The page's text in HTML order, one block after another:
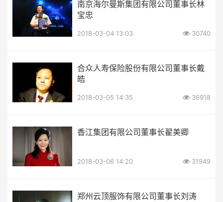
南京海尔曼斯集团有限公司董事长林
宝忠
2018-03-04 13:03 30740
合众人寿保险股份有限公司董事长戴
皓
2018-03-05 14:35 36918
香江集团有限公司董事长翟美卿
2018-03-06 14:20 31949
郑州云顶服饰有限公司董事长刘涛